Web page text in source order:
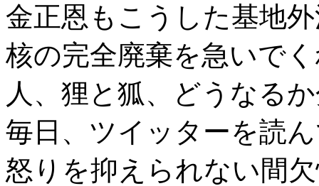
金正恩もこうした基地
核の完全廃棄を急いで
人、狸と狐、どうなる
毎日、ツイッターを読
怒りを抑えられない間